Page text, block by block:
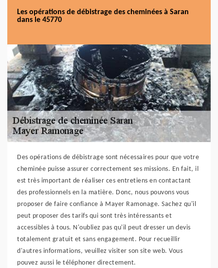
Les opérations de débistrage des cheminées à Saran
dans le 45770
Des opérations de débistrage sont nécessaires pour que votre
cheminée puisse assurer correctement ses missions. En fait, il
est très important de réaliser ces entretiens en contactant
des professionnels en la matière. Donc, nous pouvons vous
proposer de faire confiance à Mayer Ramonage. Sachez qu'il
peut proposer des tarifs qui sont très intéressants et
accessibles à tous. N'oubliez pas qu'il peut dresser un devis
totalement gratuit et sans engagement. Pour recueillir
d'autres informations, veuillez visiter son site web. Vous
pouvez aussi le téléphoner directement.